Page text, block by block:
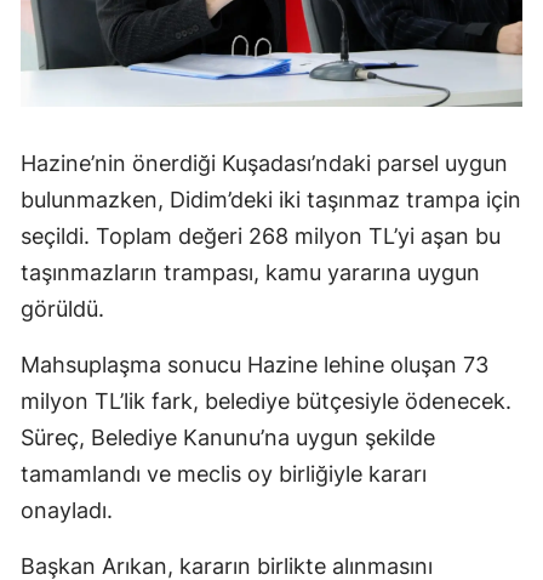
Hazine’nin önerdiği Kuşadası’ndaki parsel uygun
bulunmazken, Didim’deki iki taşınmaz trampa için
seçildi. Toplam değeri 268 milyon TL’yi aşan bu
taşınmazların trampası, kamu yararına uygun
görüldü.
Mahsuplaşma sonucu Hazine lehine oluşan 73
milyon TL’lik fark, belediye bütçesiyle ödenecek.
Süreç, Belediye Kanunu’na uygun şekilde
tamamlandı ve meclis oy birliğiyle kararı
onayladı.
Başkan Arıkan, kararın birlikte alınmasını